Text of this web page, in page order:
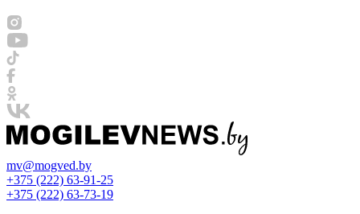
mv@mogved.by
+375 (222) 63-91-25
+375 (222) 63-73-19